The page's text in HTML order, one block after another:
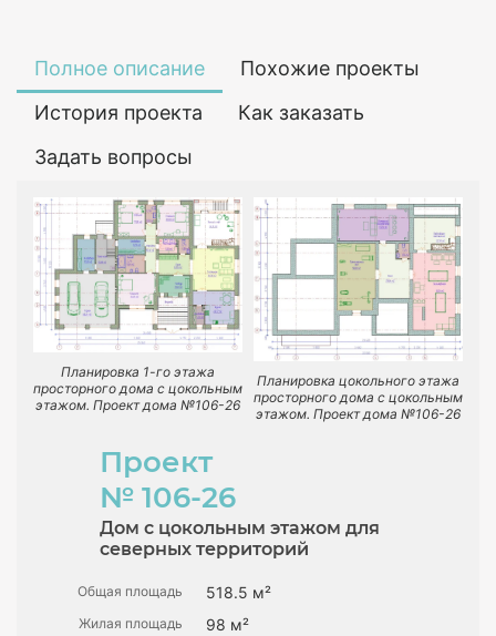
Полное описание
Похожие проекты
История проекта
Как заказать
Задать вопросы
Планировка 1-го этажа
просторного дома с цокольным
этажом. Проект дома №106-26
Планировка цокольного этажа
просторного дома с цокольным
этажом. Проект дома №106-26
Проект
№ 106-26
Дом с цокольным этажом для
северных территорий
Общая площадь 518.5 м²
Жилая площадь 98 м²